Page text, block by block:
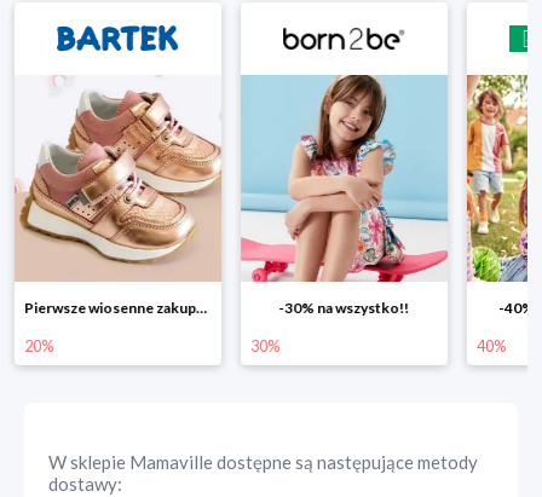
Pierwsze wiosenne zakupy -20%
20%
-30% na wszystko!!
30%
-40%
40%
W sklepie Mamavilledostępne są następujące metody
dostawy: